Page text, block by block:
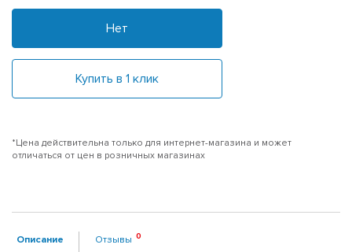
Нет
Купить в 1 клик
*Цена действительна только для интернет-магазина и может
отличаться от цен в розничных магазинах
Описание Отзывы